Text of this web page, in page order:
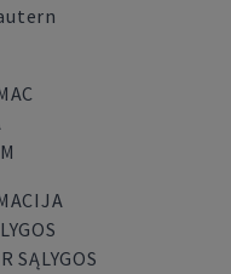
SĄLYGOS